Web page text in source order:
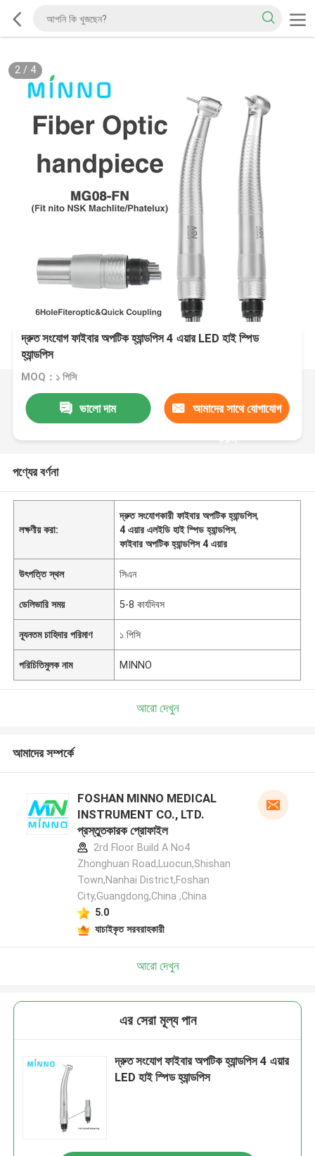
2/ 4
দ্রুত সংযোগ ফাইবার অপটিক হ্যান্ডপিস 4 এয়ার LED হাই স্পিড
হ্যান্ডপিস
MOQ：১ পিসি
ভালো দাম আমাদের সাথে যোগাযোগ
করুন
পণ্যের বর্ণনা
লক্ষণীয় করা:
দ্রুত সংযোগকারী ফাইবার অপটিক হ্যান্ডপিস,
4 এয়ার এলইডি হাই স্পিড হ্যান্ডপিস,
ফাইবার অপটিক হ্যান্ডপিস 4 এয়ার
উৎপত্তি স্থল সিএন
ডেলিভারি সময় 5-8 কার্যদিবস
ন্যূনতম চাহিদার পরিমাণ ১ পিসি
পরিচিতিমুলক নাম MINNO
আরো দেখুন
আমাদের সম্পর্কে
FOSHAN MINNO MEDICAL
INSTRUMENT CO., LTD.
প্রস্তুতকারক প্রোফাইল
2rd Floor Build A No4
Zhonghuan Road,Luocun,Shishan
Town,Nanhai District,Foshan
City,Guangdong,China ,China
5.0
যাচাইকৃত সরবরাহকারী
আরো দেখুন
এর সেরা মূল্য পান
দ্রুত সংযোগ ফাইবার অপটিক হ্যান্ডপিস 4 এয়ার
LED হাই স্পিড হ্যান্ডপিস